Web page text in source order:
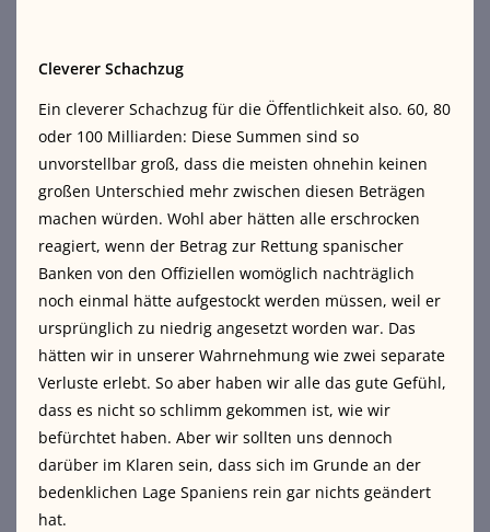
Cleverer Schachzug
Ein cleverer Schachzug für die Öffentlichkeit also. 60, 80
oder 100 Milliarden: Diese Summen sind so
unvorstellbar groß, dass die meisten ohnehin keinen
großen Unterschied mehr zwischen diesen Beträgen
machen würden. Wohl aber hätten alle erschrocken
reagiert, wenn der Betrag zur Rettung spanischer
Banken von den Offiziellen womöglich nachträglich
noch einmal hätte aufgestockt werden müssen, weil er
ursprünglich zu niedrig angesetzt worden war. Das
hätten wir in unserer Wahrnehmung wie zwei separate
Verluste erlebt. So aber haben wir alle das gute Gefühl,
dass es nicht so schlimm gekommen ist, wie wir
befürchtet haben. Aber wir sollten uns dennoch
darüber im Klaren sein, dass sich im Grunde an der
bedenklichen Lage Spaniens rein gar nichts geändert
hat.